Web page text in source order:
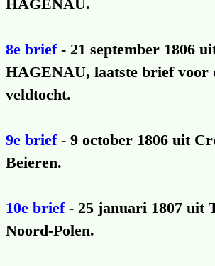
HAGENAU.
8e brief- 21 september 1806
HAGENAU, laatste brief voor
veldtocht.
9e brief- 9 october 1806 uit
Beieren.
10e brief- 25 januari 1807 uit
Noord-Polen.